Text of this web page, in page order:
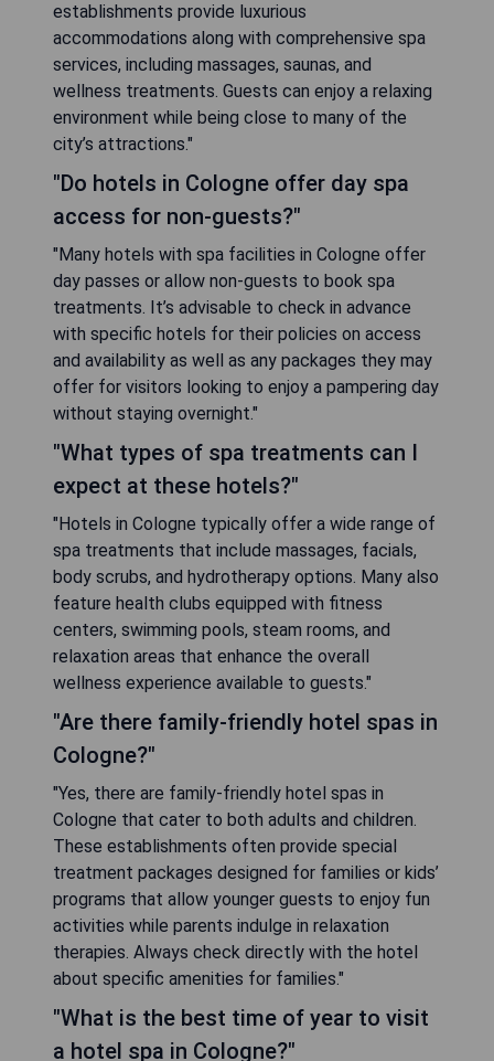
establishments provide luxurious
accommodations along with comprehensive spa
services, including massages, saunas, and
wellness treatments. Guests can enjoy a relaxing
environment while being close to many of the
city’s attractions."
"Do hotels in Cologne offer day spa
access for non-guests?"
"Many hotels with spa facilities in Cologne offer
day passes or allow non-guests to book spa
treatments. It’s advisable to check in advance
with specific hotels for their policies on access
and availability as well as any packages they may
offer for visitors looking to enjoy a pampering day
without staying overnight."
"What types of spa treatments can I
expect at these hotels?"
"Hotels in Cologne typically offer a wide range of
spa treatments that include massages, facials,
body scrubs, and hydrotherapy options. Many also
feature health clubs equipped with fitness
centers, swimming pools, steam rooms, and
relaxation areas that enhance the overall
wellness experience available to guests."
"Are there family-friendly hotel spas in
Cologne?"
"Yes, there are family-friendly hotel spas in
Cologne that cater to both adults and children.
These establishments often provide special
treatment packages designed for families or kids’
programs that allow younger guests to enjoy fun
activities while parents indulge in relaxation
therapies. Always check directly with the hotel
about specific amenities for families."
"What is the best time of year to visit
a hotel spa in Cologne?"